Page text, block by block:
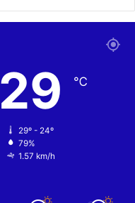
29 ℃
29º - 24º
79%
1.57 km/h